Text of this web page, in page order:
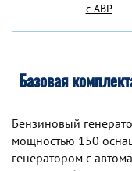
с АВР
Базовая
Бензиновый
мощностью 150
генератором с